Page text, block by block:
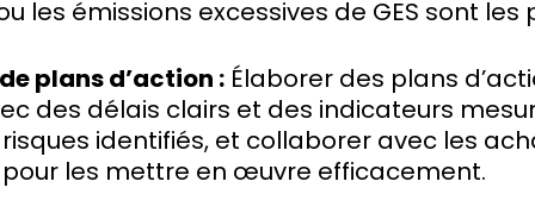
les émissions excessives de GES sont
plans d’action : Élaborer des plans
des délais clairs et des indicateurs
identifiés, et collaborer avec les
les mettre en œuvre efficacement.